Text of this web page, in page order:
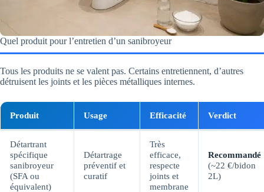
Quel produit pour l’entretien d’un sanibroyeur
Tous les produits ne se valent pas. Certains entretiennent, d’autres
détruisent les joints et les pièces métalliques internes.
Produit Usage Efficacité Verdict
Détartrant
spécifique
sanibroyeur
(SFA ou
équivalent)
Détartrage
préventif et
curatif
Très
efficace,
respecte
joints et
membrane
Recommandé
(~22 €/bidon
2L)